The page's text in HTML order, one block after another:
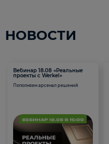
НОВОСТИ
Вебинар 18.08 «Реальные
проекты с Werkel»
Пополняем арсенал решений